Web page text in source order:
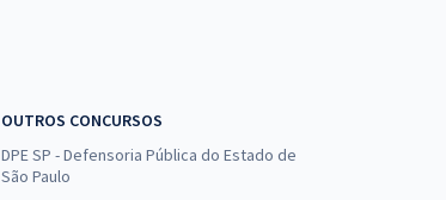
OUTROS CONCURSOS
DPE SP - Defensoria Pública do Estado de
São Paulo